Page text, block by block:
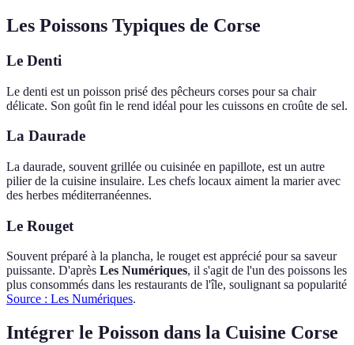
Les Poissons Typiques de Corse
Le Denti
Le denti est un poisson prisé des pêcheurs corses pour sa chair
délicate. Son goût fin le rend idéal pour les cuissons en croûte de sel.
La Daurade
La daurade, souvent grillée ou cuisinée en papillote, est un autre
pilier de la cuisine insulaire. Les chefs locaux aiment la marier avec
des herbes méditerranéennes.
Le Rouget
Souvent préparé à la plancha, le rouget est apprécié pour sa saveur
puissante. D'après Les Numériques, il s'agit de l'un des poissons les
plus consommés dans les restaurants de l'île, soulignant sa popularité
Source : Les Numériques.
Intégrer le Poisson dans la Cuisine Corse